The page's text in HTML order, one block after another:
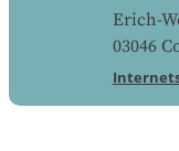
Erich-
03046